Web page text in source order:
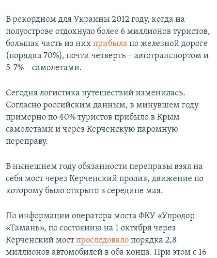
В рекордном для Украины 2012 году, когда на
полуострове отдохнуло более 6 миллионов туристов,
большая часть из них прибыла по железной дороге
(порядка 70%), почти четверть – автотранспортом и
5-7% – самолетами.
Сегодня логистика путешествий изменилась.
Согласно российским данным, в минувшем году
примерно по 40% туристов прибыло в Крым
самолетами и через Керченскую паромную
переправу.
В нынешнем году обязанности переправы взял на
себя мост через Керченский пролив, движение по
которому было открыто в середине мая.
По информации оператора моста ФКУ «Упродор
«Тамань», по состоянию на 1 октября через
Керченский мостпроследовало порядка 2,8
миллионов автомобилей в оба конца. При этом с 16